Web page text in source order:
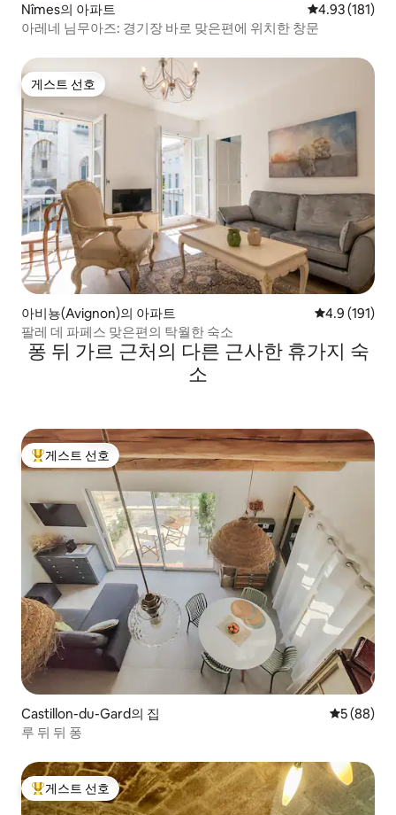
Nîmes의 아파트 평점 4.93점(5
4.93 (181)
아레네 님무아즈: 경기장 바로 맞은편에 위치한 창문
게스트 선호
게스트 선호
아비뇽(Avignon)의 아파트 평점 4.9점(5
4.9 (191)
팔레 데 파페스 맞은편의 탁월한 숙소
퐁 뒤 가르 근처의 다른 근사한 휴가지 숙
소
상위 게스트 선호
게스트 선호
Castillon-du-Gard의 집 평점 5점(5
5 (88)
루 뒤 뒤 퐁
상위 게스트 선호
게스트 선호